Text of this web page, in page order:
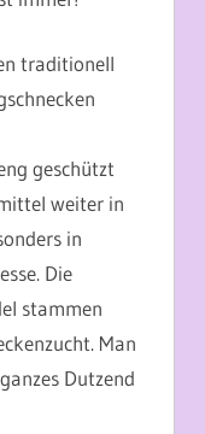
traditionell
geschützt
weiter in
in
Die
stammen
Man
Dutzend